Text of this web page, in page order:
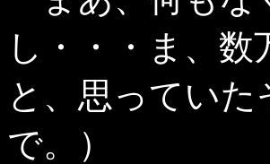
し・・・ま、
と、思ってい
で。）